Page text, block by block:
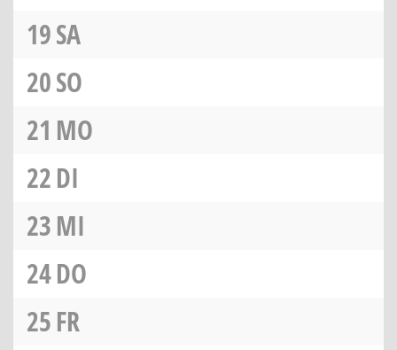
19SA
20SO
21 MO
22DI
23MI
24DO
25FR